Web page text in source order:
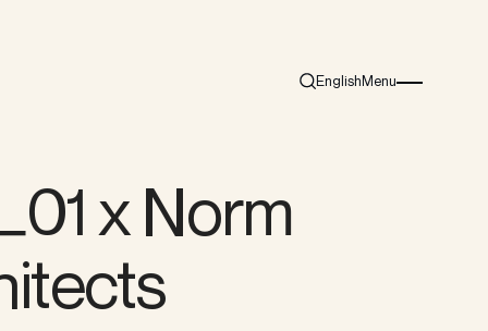
Search
EnglishMenu
Burger menu
x Norm